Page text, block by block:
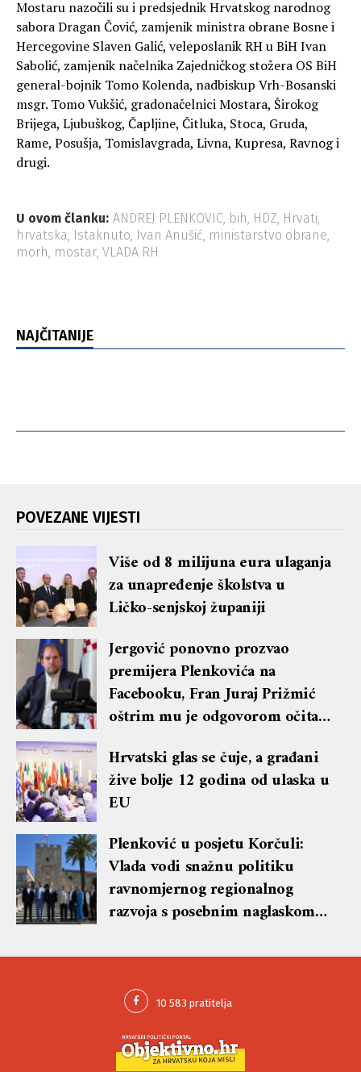
Mostaru nazočili su i predsjednik Hrvatskog narodnog
sabora Dragan Čović, zamjenik ministra obrane Bosne i
Hercegovine Slaven Galić, veleposlanik RH u BiH Ivan
Sabolić, zamjenik načelnika Zajedničkog stožera OS BiH
general-bojnik Tomo Kolenda, nadbiskup Vrh-Bosanski
msgr. Tomo Vukšić, gradonačelnici Mostara, Širokog
Brijega, Ljubuškog, Čapljine, Čitluka, Stoca, Gruda,
Rame, Posušja, Tomislavgrada, Livna, Kupresa, Ravnog i
drugi.
U ovom članku: ANDREJ PLENKOVIC, bih, HDZ, Hrvati,
hrvatska, Istaknuto, Ivan Anušić, ministarstvo obrane,
morh, mostar, VLADA RH
NAJČITANIJE
POVEZANE VIJESTI
Više od 8 milijuna eura ulaganja
za unapređenje školstva u
Ličko-senjskoj županiji
Jergović ponovno prozvao
premijera Plenkovića na
Facebooku, Fran Juraj Prižmić
oštrim mu je odgovorom očitao
komentara
Hrvatski glas se čuje, a građani
žive bolje 12 godina od ulaska u
EU
Plenković u posjetu Korčuli:
Vlada vodi snažnu politiku
ravnomjernog regionalnog
razvoja s posebnim naglaskom